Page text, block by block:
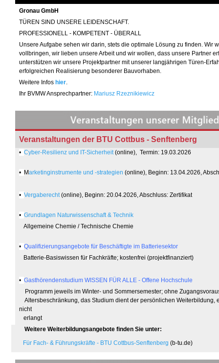
Gronau GmbH
TÜREN SIND UNSERE LEIDENSCHAFT.
PROFESSIONELL - KOMPETENT - ÜBERALL
Unsere Aufgabe sehen wir darin, stets die optimale Lösung zu finden. Wir
vollbringen, wir lieben unsere Arbeit und wir wollen, dass unsere Partner
unterstützen wir unsere Projektpartner mit unserer langjährigen Türen-
erfolgreichen Realisierung besonderer Bauvorhaben.
Weitere Infos hier.
Ihr BVMW Ansprechpartner: Mariusz Rzeznikiewicz
Veranstaltungen der BTU Cottbus - Senftenberg
• Cyber-Resilienz und IT-Sicherheit(online), Termin: 19.03.2026
• Marketinginstrumente und -strategien (online), Beginn: 13.04.2026,
• Vergaberecht(online), Beginn: 20.04.2026, Abschluss: Zertifikat
• Grundlagen Naturwissenschaft & Technik
Allgemeine Chemie / Technische Chemie
• Qualifizierungsangebote für Beschäftigte im Batteriesektor
Batterie-Basiswissen für Fachkräfte; kostenfrei (projektfinanziert)
• Gasthörendenstudium WISSEN FÜR ALLE - Offene Hochschule
Programm jeweils im Winter- und Sommersemester; ohne
Altersbeschränkung, das Studium dient der persönlichen Weiterbildung,
nicht
erlangt
Weitere Weiterbildungsangebote finden Sie unter:
Für Fach- & Führungskräfte - BTU Cottbus-Senftenberg (b-tu.de)